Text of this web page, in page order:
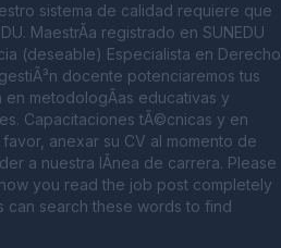
sistema de calidad requiere que
MaestrÃ­a registrado en SUNEDU
(deseable) Especialista en Derecho
docente potenciaremos tus
metodologÃ­as educativas y
Capacitaciones tÃ©cnicas y en
anexar su CV al momento de
a nuestra lÃ­nea de carrera. Please
you read the job post completely
can search these words to find